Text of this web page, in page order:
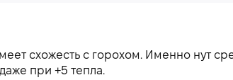
схожесть с горохом. Именно нут
при +5 тепла.